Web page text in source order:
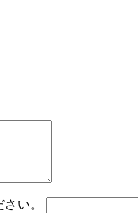
い。